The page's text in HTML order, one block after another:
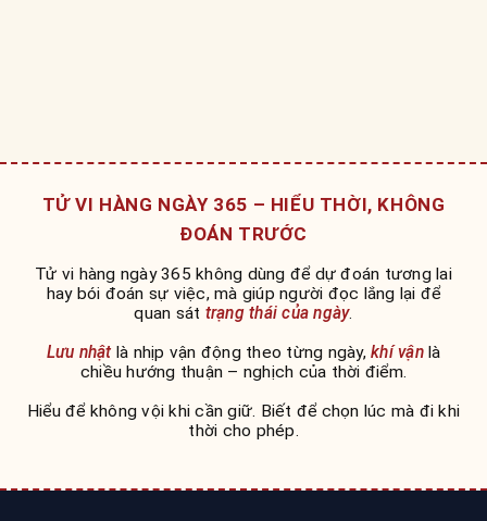
TỬ VI HÀNG NGÀY 365 – HIỂU THỜI, KHÔNG
ĐOÁN TRƯỚC
Tử vi hàng ngày 365 không dùng để dự đoán tương lai
hay bói đoán sự việc, mà giúp người đọc lắng lại để
quan sát trạng thái của ngày.
Lưu nhậtlà nhịp vận động theo từng ngày, khí vậnlà
chiều hướng thuận – nghịch của thời điểm.
Hiểu để không vội khi cần giữ. Biết để chọn lúc mà đi khi
thời cho phép.